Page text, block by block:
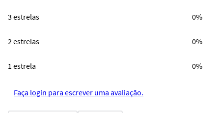
3 estrelas 0%
2 estrelas 0%
1 estrela 0%
Faça login para escrever uma avaliação.